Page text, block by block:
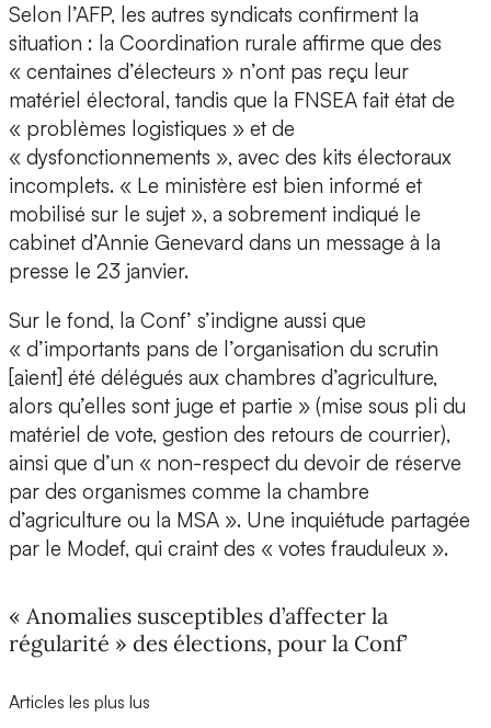
Selon l’AFP, les autres syndicats confirment la
situation : la Coordination rurale affirme que des
« centaines d’électeurs » n’ont pas reçu leur
matériel électoral, tandis que la FNSEA fait état de
« problèmes logistiques » et de
« dysfonctionnements », avec des kits électoraux
incomplets. « Le ministère est bien informé et
mobilisé sur le sujet », a sobrement indiqué le
cabinet d’Annie Genevard dans un message à la
presse le 23 janvier.
Sur le fond, la Conf’ s’indigne aussi que
« d’importants pans de l’organisation du scrutin
[aient] été délégués aux chambres d’agriculture,
alors qu’elles sont juge et partie » (mise sous pli du
matériel de vote, gestion des retours de courrier),
ainsi que d’un « non-respect du devoir de réserve
par des organismes comme la chambre
d’agriculture ou la MSA ». Une inquiétude partagée
par le Modef, qui craint des « votes frauduleux ».
« Anomalies susceptibles d’affecter la
régularité » des élections, pour la Conf’
Articles les plus lus